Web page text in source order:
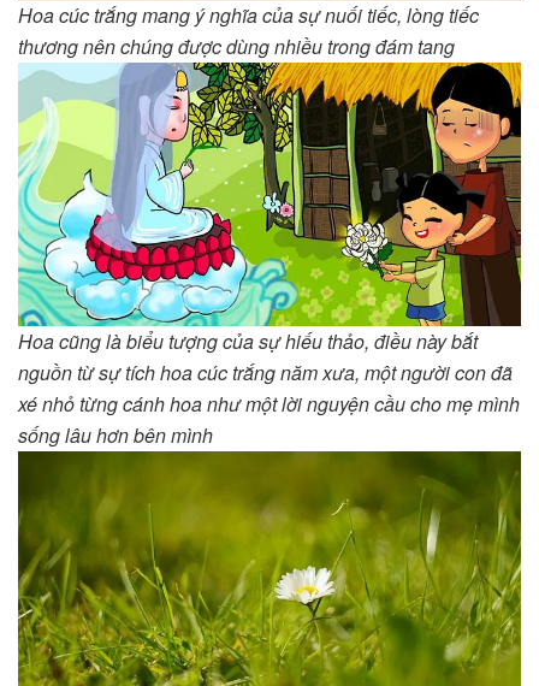
Hoa cúc trắng mang ý nghĩa của sự nuối tiếc, lòng tiếc
thương nên chúng được dùng nhiều trong đám tang
Hoa cũng là biểu tượng của sự hiếu thảo, điều này bắt
nguồn từ sự tích hoa cúc trắng năm xưa, một người con đã
xé nhỏ từng cánh hoa như một lời nguyện cầu cho mẹ mình
sống lâu hơn bên mình